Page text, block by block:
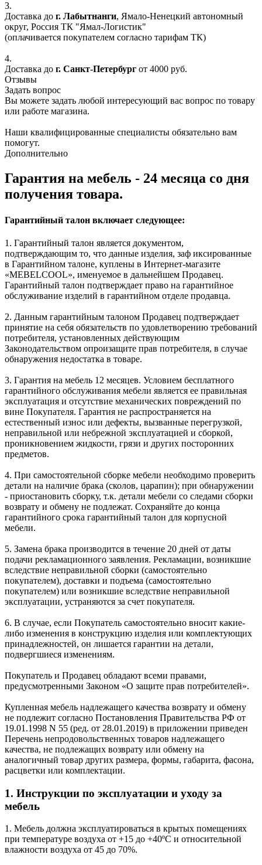
3.
Доставка до г. Лабытнанги, Ямало-Ненецкий автономный
округ, Россия ТК "Ямал-Логистик"
(оплачивается покупателем согласно тарифам ТК)
4.
Доставка до г. Санкт-Петербург от 4000 руб.
Отзывы
Задать вопрос
Вы можете задать любой интересующий вас вопрос по товару
или работе магазина.
Наши квалифицированные специалисты обязательно вам
помогут.
Дополнительно
Гарантия на мебель - 24 месяца со дня
получения товара.
Гарантийный талон включает следующее:
1. Гарантийный талон является документом,
подтверждающим то, что данные изделия, заф иксированные
в Гарантийном талоне, куплены в Интернет-магазите
«MEBELCOOL», именуемое в дальнейшем Продавец.
Гарантийный талон подтверждает право на гарантийное
обслуживание изделий в гарантийном отделе продавца.
2. Данным гарантийным талоном Продавец подтверждает
принятие на себя обязательств по удовлетворению требований
потребителя, установленных действующим
Законодательством опроизащите прав потребителя, в случае
обнаружения недостатка в товаре.
3. Гарантия на мебель 12 месяцев. Условием бесплатного
гарантийного обслуживания мебели является ее правильная
эксплуатация и отсутствие механических повреждений по
вине Покупателя. Гарантия не распространяется на
естественный износ или дефекты, вызванные перегрузкой,
неправильной или небрежной эксплуатацией и сборкой,
проникновением жидкости, грязи и других посторонних
предметов.
4. При самостоятельной сборке мебели необходимо проверить
детали на наличие брака (сколов, царапин); при обнаружении
- приостановить сборку, т.к. детали мебели со следами сборки
возврату и обмену не подлежат. Сохраняйте до конца
гарантийного срока гарантийный талон для корпусной
мебели.
5. Замена брака производится в течение 20 дней от даты
подачи рекламационного заявления. Рекламации, возникшие
вследствие неправильной сборки (самостоятельно
покупателем), доставки и подъема (самостоятельно
покупателем) или возникшие вследствие неправильной
эксплуатации, устраняются за счет покупателя.
6. В случае, если Покупатель самостоятельно вносит какие-
либо изменения в конструкцию изделия или комплектующих
принадлежностей, он лишается гарантии на детали,
подвергшиеся изменениям.
Покупатель и Продавец обладают всеми правами,
предусмотренными Законом «О защите прав потребителей».
Купленная мебель надлежащего качества возврату и обмену
не подлежит согласно Постановления Правительства РФ от
19.01.1998 N 55 (ред. от 28.01.2019) в приложении приведен
Перечень непродовольственных товаров надлежащего
качества, не подлежащих возврату или обмену на
аналогичный товар других размера, формы, габарита, фасона,
расцветки или комплектации.
1. Инструкции по эксплуатации и уходу за
мебель
1. Мебель должна эксплуатироваться в крытых помещениях
при температуре воздуха от +15 до +40ºС и относительной
влажности воздуха от 45 до 70%.